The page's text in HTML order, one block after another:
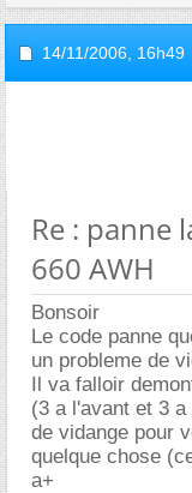
14/11/2006, 16h49
Re : panne
660 AWH
Bonsoir
Le code panne
un probleme de
Il va falloir
(3 a l'avant et 3
de vidange pour
quelque chose
a+